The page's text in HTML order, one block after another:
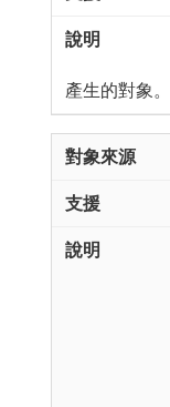
產生的對象。